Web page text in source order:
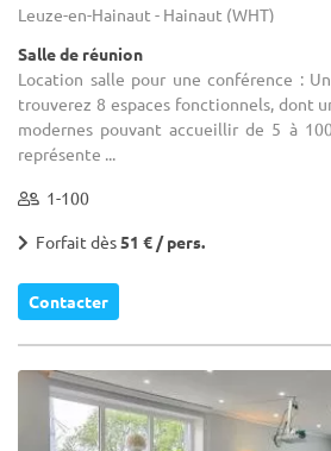
Leuze-en-Hainaut - Hainaut (WHT)
Salle de réunion
Location salle pour une conférence :
trouverez 8 espaces fonctionnels, dont
modernes pouvant accueillir de 5 à
représente ...
1-100
Forfait dès51 € / pers.
Contacter